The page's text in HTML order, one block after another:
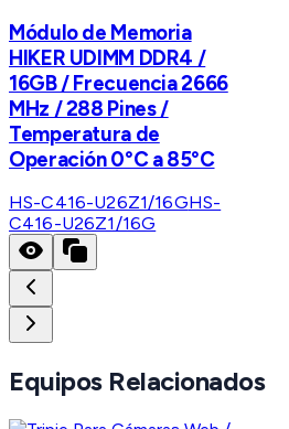
Módulo de Memoria
HIKER UDIMM DDR4 /
16GB / Frecuencia 2666
MHz / 288 Pines /
Temperatura de
Operación 0°C a 85°C
HS-C416-U26Z1/16GHS-
C416-U26Z1/16G
Equipos Relacionados